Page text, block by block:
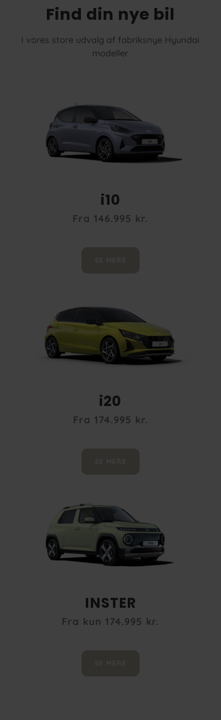
Find din nye bil
I vores store udvalg af fabriksnye Hyundai
modeller
i10
Fra 146.995 kr.
i20
Fra 174.995 kr.
INSTER
Fra kun 174.995 kr.